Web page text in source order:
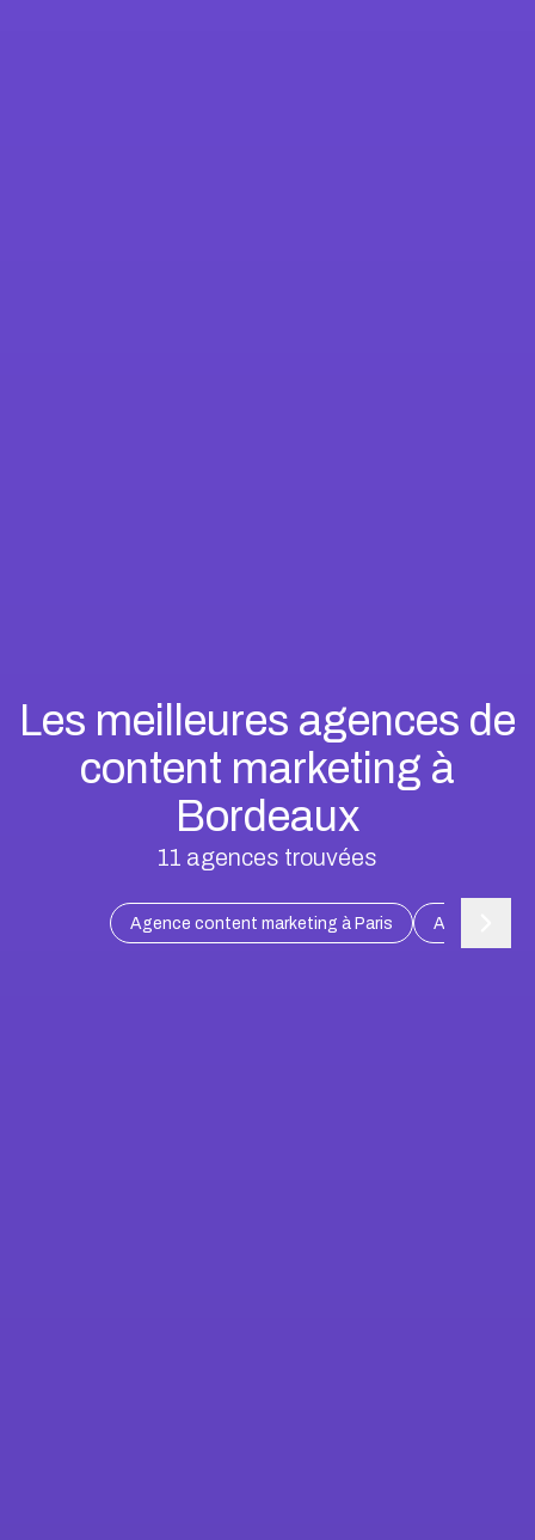
Les meilleures agences de
content marketing à
Bordeaux
11 agences trouvées
Agence content marketing à Paris Agence